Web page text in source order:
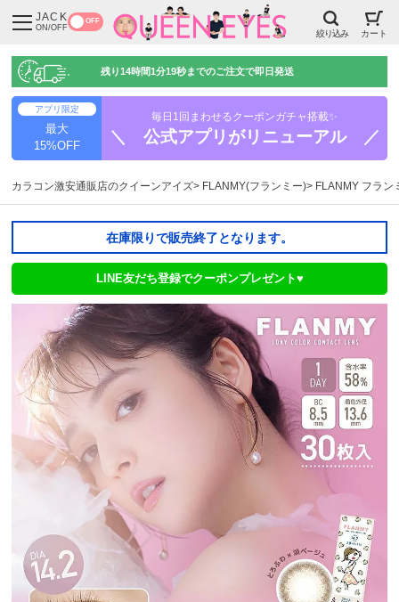
JACK
ON/OFF
OFF
絞り込み カート
残り14時間1分18秒までのご注文で即日発送
アプリ限定
最大
15%OFF
毎日1回まわせるクーポンガチャ搭載✨
＼ 公式アプリがリニューアル ／
カラコン激安通販店のクイーンアイズ FLANMY(フランミー) FLANMY フラン
在庫限りで販売終了となります。
LINE友だち登録でクーポンプレゼント♥